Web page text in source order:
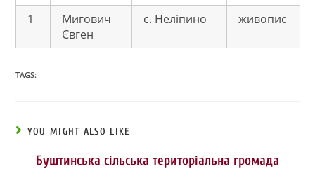
1
Мигович
Євген
с. Неліпино живопис
TAGS:
YOU MIGHT ALSO LIKE
Буштинська сільська територіальна громада